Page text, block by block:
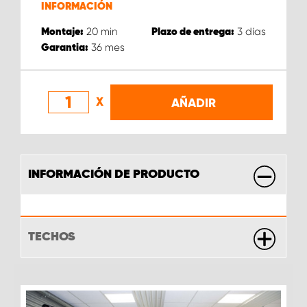
INFORMACIÓN
Montaje: 20 min Plazo de entrega: 3 días
Garantia: 36 mes
X AÑADIR
INFORMACIÓN DE PRODUCTO
TECHOS